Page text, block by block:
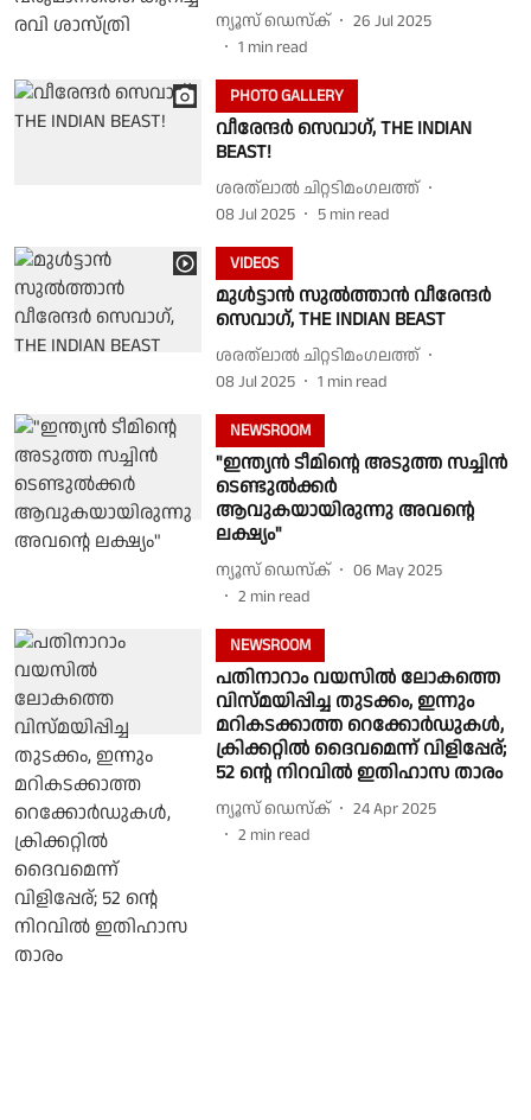
ന്യൂസ് ഡെസ്ക്
26 Jul 2025
1 min read
PHOTO GALLERY
വീരേന്ദർ സെവാഗ്, THE INDIAN
BEAST!
ശരത്‌ലാൽ ചിറ്റടിമംഗലത്ത്
08 Jul 2025
5 min read
VIDEOS
മുൾട്ടാൻ സുൽത്താൻ വീരേന്ദർ
സെവാഗ്, THE INDIAN BEAST
ശരത്‌ലാൽ ചിറ്റടിമംഗലത്ത്
08 Jul 2025
1 min read
NEWSROOM
"ഇന്ത്യൻ ടീമിൻ്റെ അടുത്ത സച്ചിൻ
ടെണ്ടുൽക്കർ
ആവുകയായിരുന്നു അവൻ്റെ
ലക്ഷ്യം"
ന്യൂസ് ഡെസ്ക്
06 May 2025
2 min read
NEWSROOM
പതിനാറാം വയസിൽ ലോകത്തെ
വിസ്മയിപ്പിച്ച തുടക്കം, ഇന്നും
മറികടക്കാത്ത റെക്കോർഡുകൾ,
ക്രിക്കറ്റിൽ ദൈവമെന്ന് വിളിപ്പേര്;
52 ൻ്റെ നിറവിൽ ഇതിഹാസ താരം
ന്യൂസ് ഡെസ്ക്
24 Apr 2025
2 min read